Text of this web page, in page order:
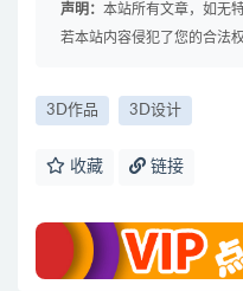
声明： 本站所有文章，如无
若本站内容侵犯了您的合法
3D作品 3D设计
收藏 链接